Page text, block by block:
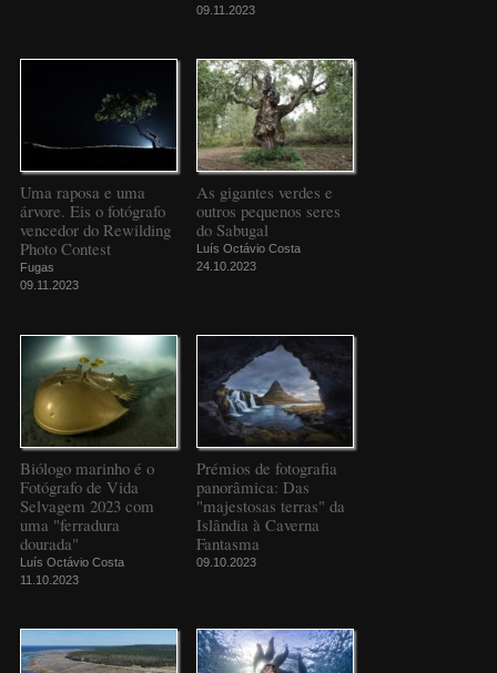
09.11.2023
Uma raposa e uma
árvore. Eis o fotógrafo
vencedor do Rewilding
Photo Contest
Fugas
09.11.2023
As gigantes verdes e
outros pequenos seres
do Sabugal
Luís Octávio Costa
24.10.2023
Biólogo marinho é o
Fotógrafo de Vida
Selvagem 2023 com
uma "ferradura
dourada"
Luís Octávio Costa
11.10.2023
Prémios de fotografia
panorâmica: Das
"majestosas terras" da
Islândia à Caverna
Fantasma
09.10.2023